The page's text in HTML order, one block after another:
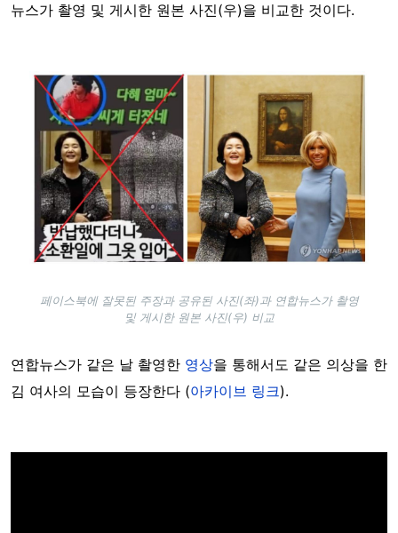
뉴스가 촬영 및 게시한 원본 사진(우)을 비교한 것이다.
Image
페이스북에 잘못된 주장과 공유된 사진(좌)과 연합뉴스가 촬영
및 게시한 원본 사진(우) 비교
연합뉴스가 같은 날 촬영한 영상을 통해서도 같은 의상을 한
김 여사의 모습이 등장한다 (아카이브 링크).